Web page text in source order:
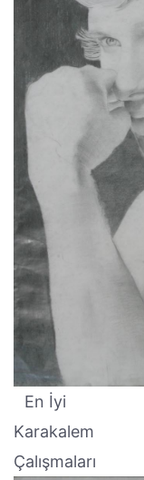
En İyi
Karakalem
Çalışmaları